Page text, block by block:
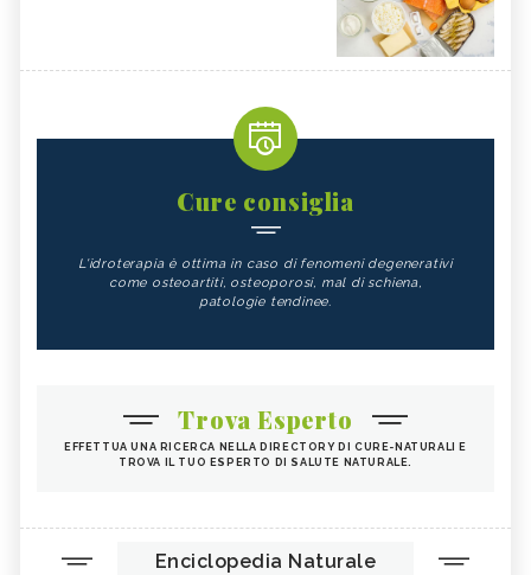
Cure consiglia
L'idroterapia è ottima in caso di fenomeni degenerativi
come osteoartiti, osteoporosi, mal di schiena,
patologie tendinee.
Trova Esperto
EFFETTUA UNA RICERCA NELLA DIRECTORY DI CURE-NATURALI E
TROVA IL TUO ESPERTO DI SALUTE NATURALE.
Enciclopedia Naturale